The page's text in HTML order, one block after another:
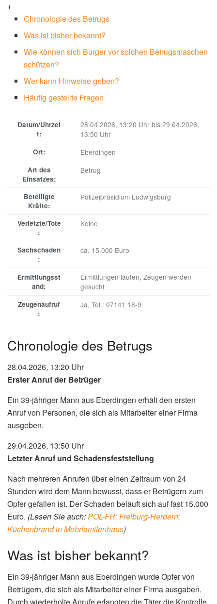
+
Chronologie des Betrugs
Was ist bisher bekannt?
Wie können sich Bürger vor solchen Betrugsmaschen
schützen?
Wer kann Hinweise geben?
Häufig gestellte Fragen
Datum/Uhrzei
t:
28.04.2026, 13:20 Uhr bis 29.04.2026,
13:50 Uhr
Ort: Eberdingen
Art des
Einsatzes:
Betrug
Beteiligte
Kräfte:
Polizeipräsidium Ludwigsburg
Verletzte/Tote
:
Keine
Sachschaden
:
ca. 15.000 Euro
Ermittlungsst
and:
Ermittlungen laufen, Zeugen werden
gesucht
Zeugenaufruf
:
Ja, Tel.: 07141 18-9
Chronologie des Betrugs
28.04.2026, 13:20 Uhr
Erster Anruf der Betrüger
Ein 39-jähriger Mann aus Eberdingen erhält den ersten
Anruf von Personen, die sich als Mitarbeiter einer Firma
ausgeben.
29.04.2026, 13:50 Uhr
Letzter Anruf und Schadensfeststellung
Nach mehreren Anrufen über einen Zeitraum von 24
Stunden wird dem Mann bewusst, dass er Betrügern zum
Opfer gefallen ist. Der Schaden beläuft sich auf fast 15.000
Euro. (Lesen Sie auch:POL-FR: Freiburg-Herdern:
Küchenbrand in Mehrfamilenhaus)
Was ist bisher bekannt?
Ein 39-jähriger Mann aus Eberdingen wurde Opfer von
Betrügern, die sich als Mitarbeiter einer Firma ausgaben.